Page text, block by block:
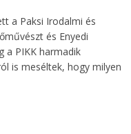
a Paksi Irodalmi és
és Enyedi
a PIKK harmadik
is meséltek, hogy milyen